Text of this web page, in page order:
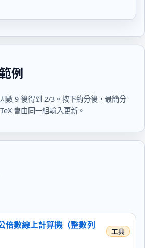
例
數 9 後得到 2/3 。按下約分後，最簡分
會由同一組輸入更新。
倍數線上計算機（整數列